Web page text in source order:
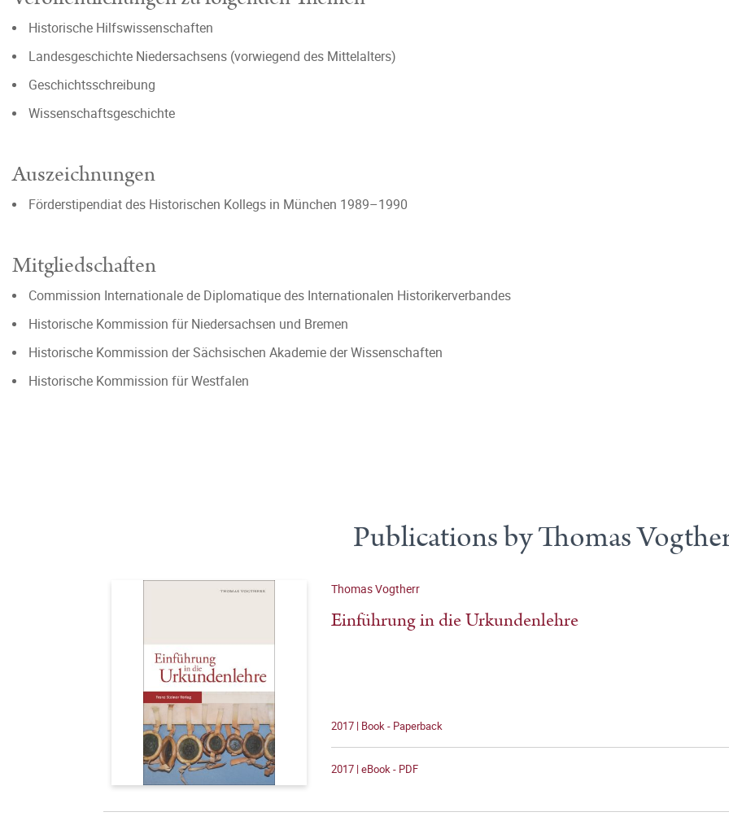
Historische Hilfswissenschaften
Landesgeschichte Niedersachsens (vorwiegend des Mittelalters)
Geschichtsschreibung
Wissenschaftsgeschichte
Auszeichnungen
Förderstipendiat des Historischen Kollegs in München 1989–1990
Mitgliedschaften
Commission Internationale de Diplomatique des Internationalen Historikerverbandes
Historische Kommission für Niedersachsen und Bremen
Historische Kommission der Sächsischen Akademie der Wissenschaften
Historische Kommission für Westfalen
Publications by Thomas
Thomas Vogtherr
Einführung in die Urkundenlehre
2017 | Book - Paperback
2017 | eBook - PDF